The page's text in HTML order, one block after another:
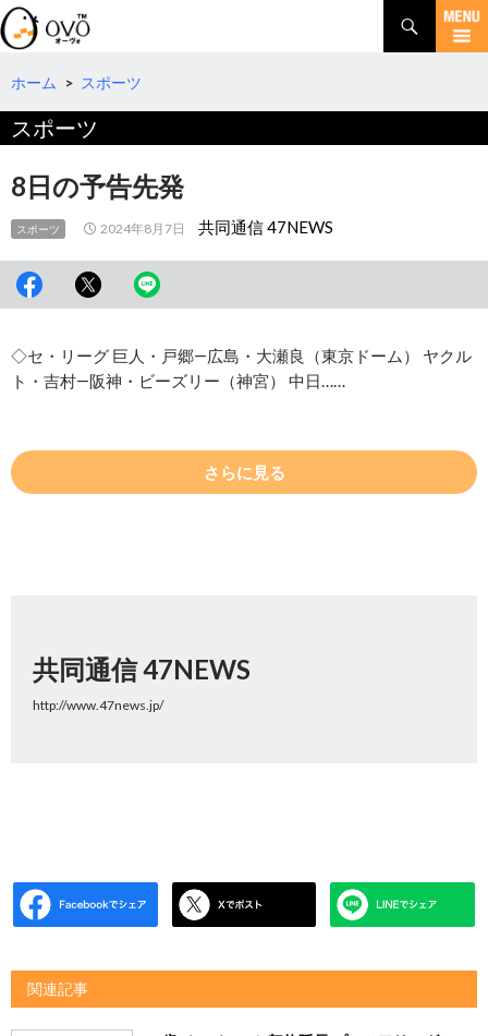
検
索
コ
テ
へ
動
ホーム > スポーツ
スポーツ
8日の予告先発
スポーツ 2024年8月7日 共同通信 47NEWS
◇セ・リーグ 巨人・戸郷―広島・大瀬良（東京ドーム） ヤクル
ト・吉村―阪神・ビーズリー（神宮） 中日……
さらに見る
共同通信 47NEWS
http://www.47news.jp/
関連記事